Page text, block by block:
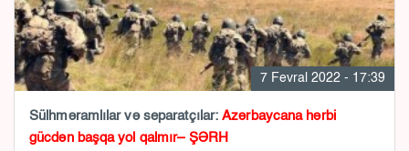
7 Fevral 2022 - 17:39
Sülhməramlılar və separatçılar:Azərbaycana hərbi
gücdən başqa yol qalmır– ŞƏRH